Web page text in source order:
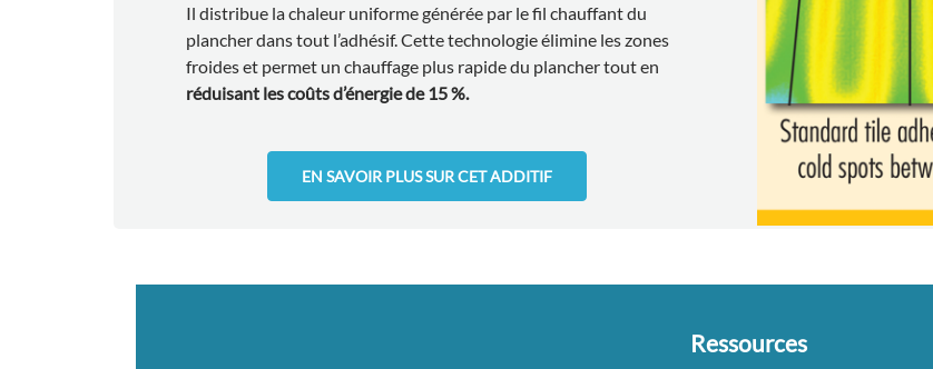
Il distribue la chaleur uniforme générée par le fil chauffant du
plancher dans tout l’adhésif. Cette technologie élimine les zones
froides et permet un chauffage plus rapide du plancher tout en
réduisant les coûts d’énergie de 15 %.
EN SAVOIR PLUS SUR CET ADDITIF
Ressources